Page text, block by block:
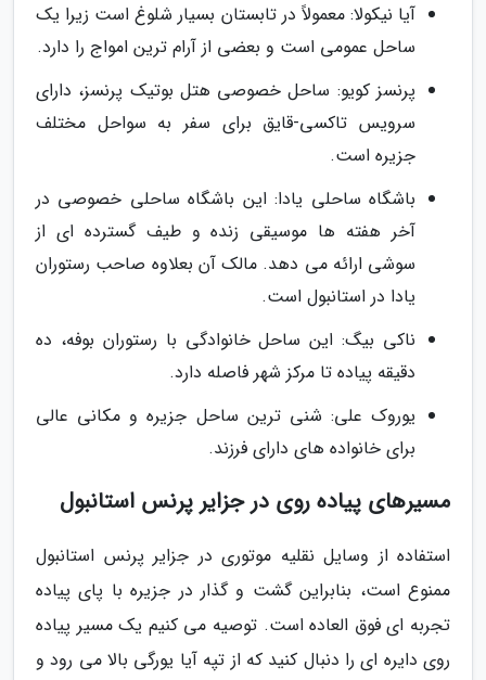
آیا نیکولا: معمولاً در تابستان بسیار شلوغ است زیرا یک
ساحل عمومی است و بعضی از آرام ترین امواج را دارد.
پرنسز کویو: ساحل خصوصی هتل بوتیک پرنسز، دارای
سرویس تاکسی-قایق برای سفر به سواحل مختلف
جزیره است.
باشگاه ساحلی یادا: این باشگاه ساحلی خصوصی در
آخر هفته ها موسیقی زنده و طیف گسترده ای از
سوشی ارائه می دهد. مالک آن بعلاوه صاحب رستوران
یادا در استانبول است.
ناکی بیگ: این ساحل خانوادگی با رستوران بوفه، ده
دقیقه پیاده تا مرکز شهر فاصله دارد.
یوروک علی: شنی ترین ساحل جزیره و مکانی عالی
برای خانواده های دارای فرزند.
مسیرهای پیاده روی در جزایر پرنس استانبول
استفاده از وسایل نقلیه موتوری در جزایر پرنس استانبول
ممنوع است، بنابراین گشت و گذار در جزیره با پای پیاده
تجربه ای فوق العاده است. توصیه می کنیم یک مسیر پیاده
روی دایره ای را دنبال کنید که از تپه آیا یورگی بالا می رود و